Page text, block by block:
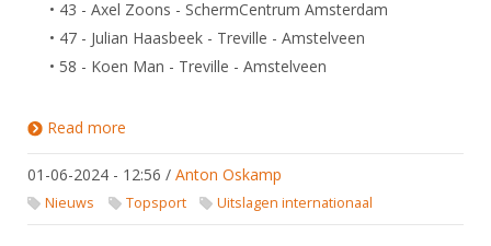
Gebruiksvoorwaarden
Historie
Organisatie
Bestuur
Ereleden
Leden van Verdiensten
Vacatures
Inschrijven
Schermpaspoort
Rolstoelschermen
FBT
SBT
Atletencommissie
Brassardsysteem
Nieuws
Nationale opleidingen
Internationale opleidingen
NK organiseren
• 43 - Axel Zoons - SchermCentrum Amsterdam
• 47 - Julian Haasbeek - Treville - Amstelveen
• 58 - Koen Man - Treville - Amstelveen
Read more
01-06-2024 - 12:56 / Anton Oskamp
Nieuws Topsport Uitslagen internationaal